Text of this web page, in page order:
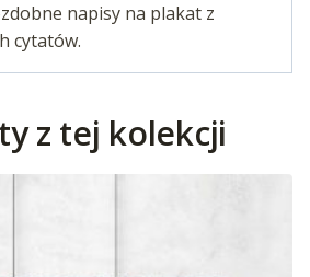
napisy na plakat z
cytatów.
z tej kolekcji